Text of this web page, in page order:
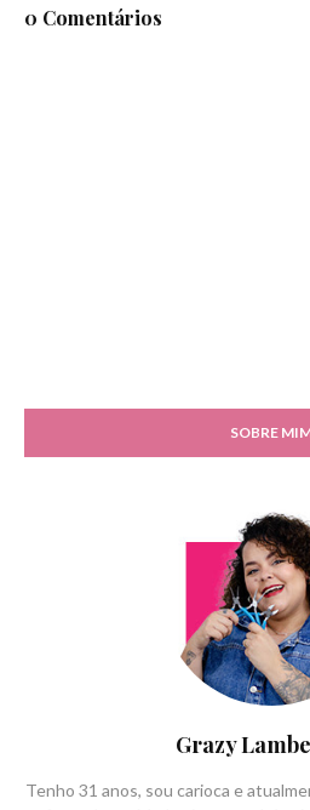
0 Comentários
SOBRE
Grazy
Tenho 31 anos, sou carioca e